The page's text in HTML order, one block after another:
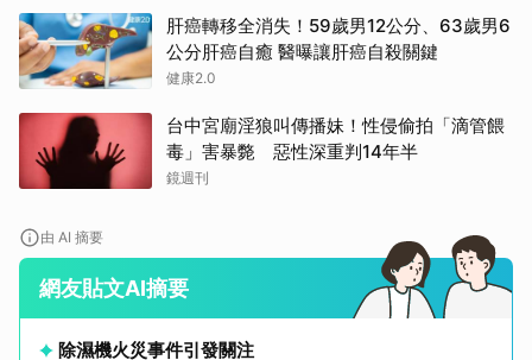
肝癌轉移全消失！59歲男12公分、63歲男6
公分肝癌自癒 醫曝讓肝癌自殺關鍵
健康2.0
台中宮廟淫狼叫傳播妹！性侵偷拍「滴管餵
毒」害暴斃 惡性深重判14年半
鏡週刊
由 AI 摘要
網友貼文AI摘要
除濕機火災事件引發關注